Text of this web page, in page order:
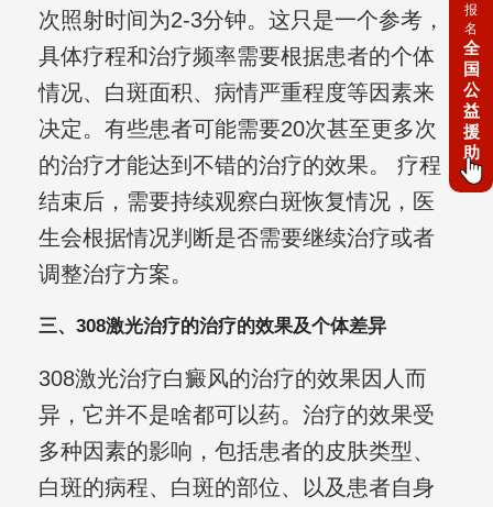
次照射时间为2-3分钟。这只是一个参考，
具体疗程和治疗频率需要根据患者的个体
情况、白斑面积、病情严重程度等因素来
决定。有些患者可能需要20次甚至更多次
的治疗才能达到不错的治疗的效果。 疗程
结束后，需要持续观察白斑恢复情况，医
生会根据情况判断是否需要继续治疗或者
调整治疗方案。
三、308激光治疗的治疗的效果及个体差异
308激光治疗白癜风的治疗的效果因人而
异，它并不是啥都可以药。治疗的效果受
多种因素的影响，包括患者的皮肤类型、
白斑的病程、白斑的部位、以及患者自身
报
名
全
国
公
益
援
助